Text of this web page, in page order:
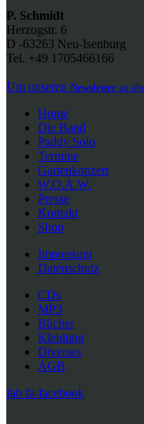
P. Schmidt
Herzogstr. 6
D -63263 Neu-Isenburg
Tel. +49 1705466166
Um unseren Newsletter zu
Home
Die Band
Paddy Solo
Termine
Gartenkonzert
W.O.A.W.
Presse
Kontakt
Shop
Impressum
Datenschutz
CDs
MP3
Bücher
Kleidung
Diverses
AGB
fab fa-facebook